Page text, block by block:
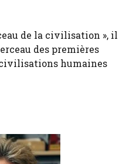
de la civilisation », il
des premières
humaines